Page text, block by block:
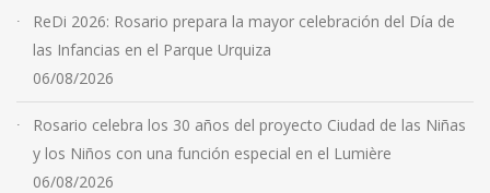
ReDi 2026: Rosario prepara la mayor celebración del Día de
las Infancias en el Parque Urquiza
06/08/2026
Rosario celebra los 30 años del proyecto Ciudad de las Niñas
y los Niños con una función especial en el Lumière
06/08/2026